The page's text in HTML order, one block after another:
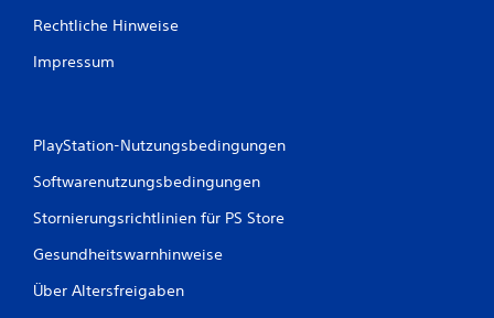
Rechtliche Hinweise
Impressum
PlayStation-Nutzungsbedingungen
Softwarenutzungsbedingungen
Stornierungsrichtlinien für PS Store
Gesundheitswarnhinweise
Über Altersfreigaben